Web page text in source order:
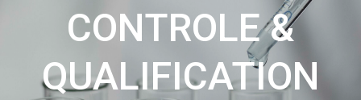
CONTROLE &
QUALIFICATION